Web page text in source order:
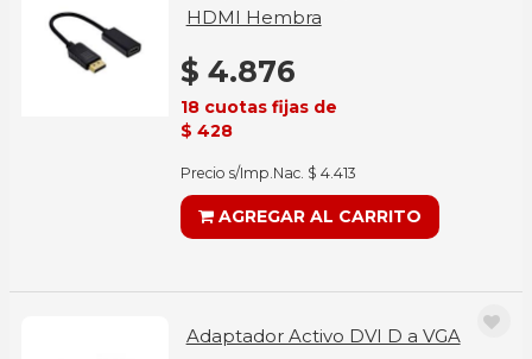
HDMI Hembra
$ 4.876
18 cuotas fijas de
$ 428
Precio s/Imp.Nac. $ 4.413
AGREGAR AL CARRITO
Adaptador Activo DVI D a VGA